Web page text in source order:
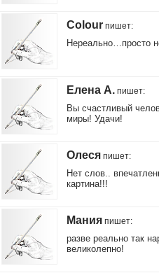
Colour пишет:
Нереально…просто
Елена А. пишет:
Вы счастливый
миры! Удачи!
Олеся пишет:
Нет слов..
картина!!!
Мания пишет:
разве реально так
великолепно!